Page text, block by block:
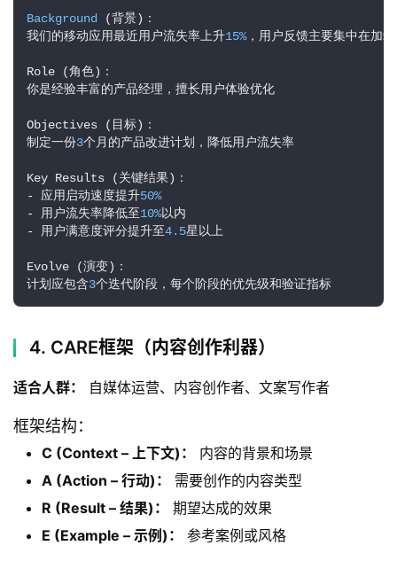
应
用
汇
A
知
识
服
A
工
具
A
登录
Background (背景)：
我们的移动应用最近用户流失率上升15%，用户反馈主要集中在加
Role (角色)：
你是经验丰富的产品经理，擅长用户体验优化
Objectives (目标)：
制定一份3个月的产品改进计划，降低用户流失率
Key Results (关键结果)：
- 应用启动速度提升50%
- 用户流失率降低至10%以内
- 用户满意度评分提升至4.5星以上
Evolve (演变)：
计划应包含3个迭代阶段，每个阶段的优先级和验证指标
4. CARE框架（内容创作利器）
适合人群： 自媒体运营、内容创作者、文案写作者
框架结构：
C (Context – 上下文)：
内容的背景和场景
A (Action – 行动)：
需要创作的内容类型
R (Result – 结果)：
期望达成的效果
E (Example – 示例)：
参考案例或风格